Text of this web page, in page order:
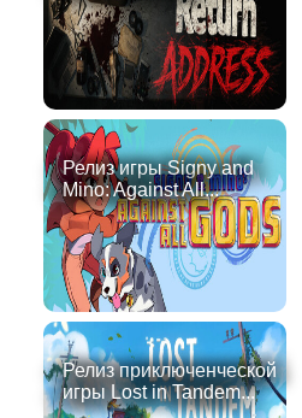
Релиз игры Signy and
Mino: Against All...
Релиз приключенческой
игры Lost in Tandem...